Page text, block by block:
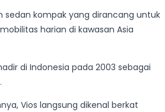
sedan kompak yang dirancang untuk
harian di kawasan Asia
di Indonesia pada 2003 sebagai
Vios langsung dikenal berkat